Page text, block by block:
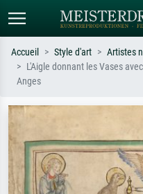
impressionnisme, vague de Hokusai,
nu.
Accueil Style d'art Artistes
L'Aigle donnant les Vases
Anges